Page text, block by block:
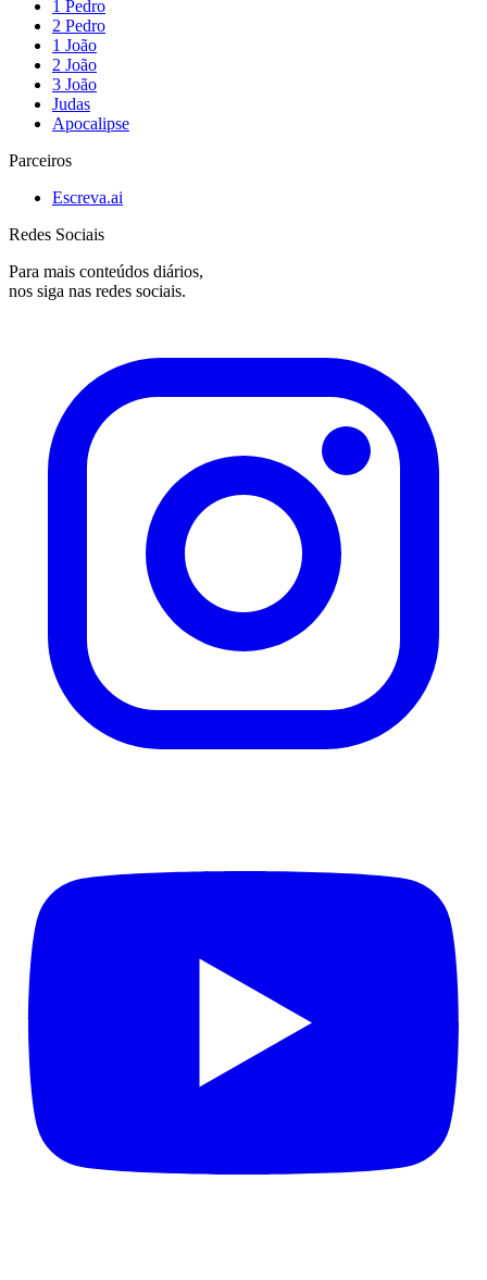
1 Pedro
2 Pedro
1 João
2 João
3 João
Judas
Apocalipse
Parceiros
Escreva.ai
Redes Sociais
Para mais conteúdos diários,
nos siga nas redes sociais.